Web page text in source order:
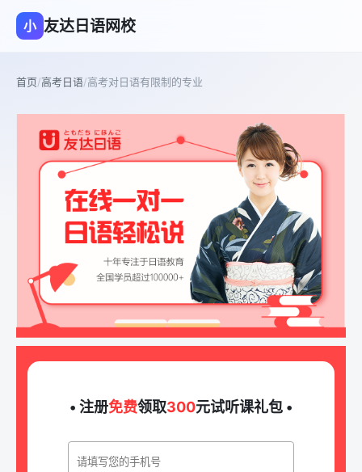
小 友达日语网校
首页/高考日语/高考对日语有限制的专业
• 注册免费领取300元试听课礼包 •